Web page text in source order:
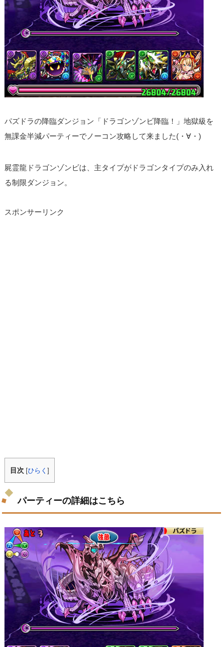
パズドラの降臨ダンジョン「ドラゴンゾンビ降臨！」地獄級を
無課金半減パーティーでノーコン攻略して来ました(・∀・)
屍霊龍ドラゴンゾンビは、主タイプがドラゴンタイプのみ入れ
る制限ダンジョン。
スポンサーリンク
目次 [ひらく]
パーティーの詳細はこちら